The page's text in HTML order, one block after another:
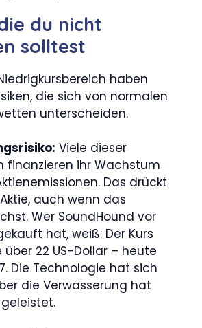
du nicht
solltest
haben
die sich von normalen
unterscheiden.
Viele dieser
finanzieren ihr Wachstum
Das drückt
auch wenn das
Wer SoundHound vor
hat, weiß: Der Kurs
22 US-Dollar – heute
Die Technologie hat sich
die Verwässerung hat